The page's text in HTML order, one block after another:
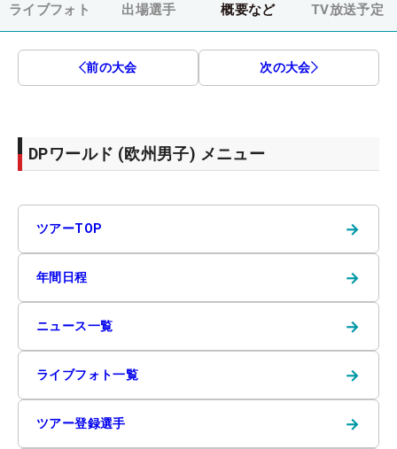
ライブフォト 出場選手 概要など TV放送予定
前の大会 次の大会
DPワールド (欧州男子) メニュー
ツアーTOP →
年間日程 →
ニュース一覧 →
ライブフォト一覧 →
ツアー登録選手 →